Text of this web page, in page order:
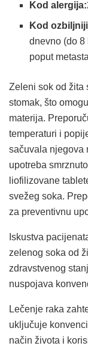
Kod alergija:
Kod
dnevno (do 8
poput
Zeleni sok od žita
stomak, što
materija.
temperaturi i
sačuvala njegova
upotreba
liofilizovane
svežeg soka.
za preventivnu
Iskustva
zelenog soka od
zdravstvenog
nuspojava
Lečenje raka
uključuje
način života i